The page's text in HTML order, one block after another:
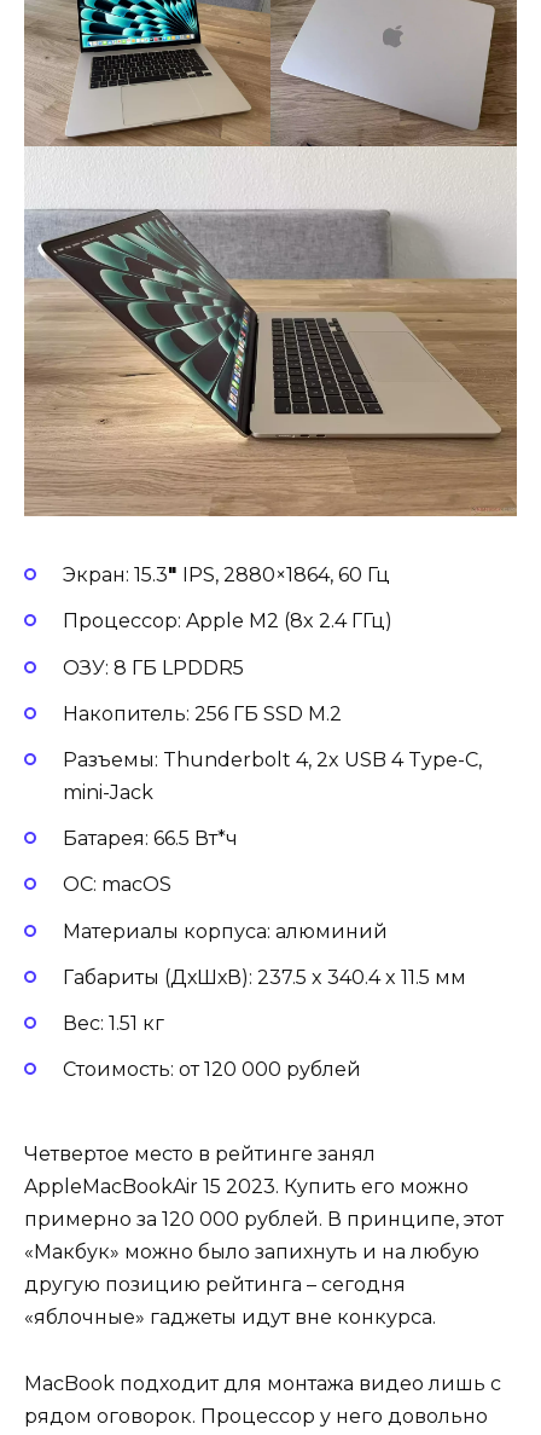
Экран: 15.3″ IPS, 2880×1864, 60 Гц
Процессор: Apple M2 (8x 2.4 ГГц)
ОЗУ: 8 ГБ LPDDR5
Накопитель: 256 ГБ SSD M.2
Разъемы: Thunderbolt 4, 2x USB 4 Type-C,
mini-Jack
Батарея: 66.5 Вт*ч
ОС: macOS
Материалы корпуса: алюминий
Габариты (ДхШхВ): 237.5 x 340.4 x 11.5 мм
Вес: 1.51 кг
Стоимость: от 120 000 рублей
Четвертое место в рейтинге занял
AppleMacBookAir 15 2023. Купить его можно
примерно за 120 000 рублей. В принципе, этот
«Макбук» можно было запихнуть и на любую
другую позицию рейтинга – сегодня
«яблочные» гаджеты идут вне конкурса.
MacBook подходит для монтажа видео лишь с
рядом оговорок. Процессор у него довольно